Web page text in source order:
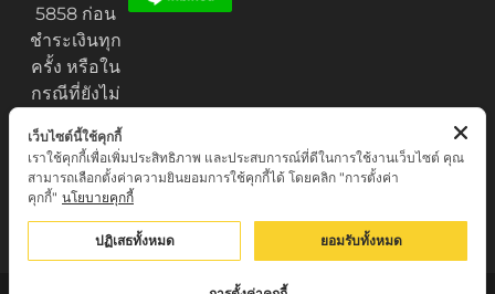
5858 ก่อน
ชำระเงินทุก
ครั้ง หรือใน
กรณีที่ยังไม่
© เสน่ห์เครื่องราง.com. All rights reserved.
เว็บไซต์นี้ใช้คุกกี้
เราใช้คุกกี้เพื่อเพิ่มประสิทธิภาพ และประสบการณ์ที่ดีในการใช้งานเว็บไซต์ คุณ
สามารถเลือกตั้งค่าความยินยอมการใช้คุกกี้ได้ โดยคลิก "การตั้งค่า
คุกกี้" นโยบายคุกกี้
ปฏิเสธทั้งหมด ยอมรับทั้งหมด